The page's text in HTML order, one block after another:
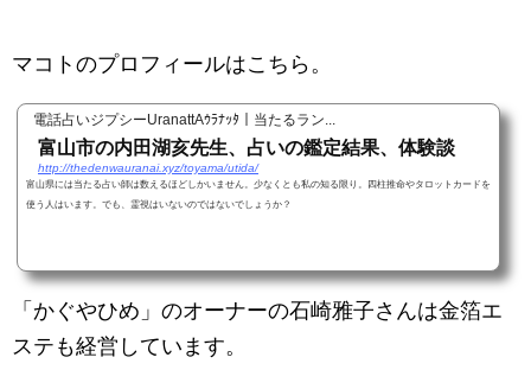
マコトのプロフィールはこちら。
電話占いジプシーUranattAｳﾗﾅｯﾀ｜当たるラン...
富山市の内田湖亥先生、占いの鑑定結果、体験談
http://thedenwauranai.xyz/toyama/utida/
富山県には当たる占い師は数えるほどしかいません。少なくとも私の知る限り。四柱推命やタロットカードを
使う人はいます。でも、霊視はいないのではないでしょうか？
「かぐやひめ」のオーナーの石崎雅子さんは金箔エ
ステも経営しています。